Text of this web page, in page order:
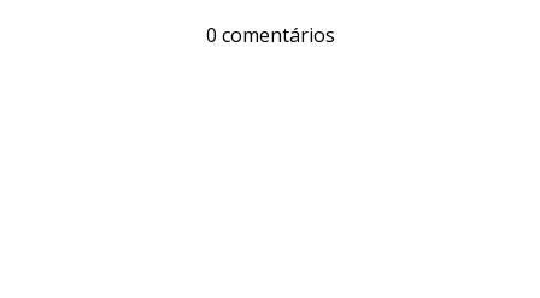
0 comentários